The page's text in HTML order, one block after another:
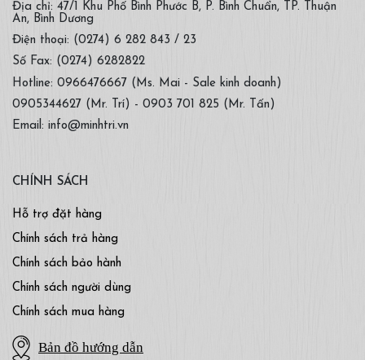
Địa chỉ: 47/1 Khu Phố Bình Phước B, P. Bình Chuẩn, TP. Thuận
An, Bình Dương
Điện thoại: (0274) 6 282 843 / 23
Số Fax: (0274) 6282822
Hotline: 0966476667 (Ms. Mai - Sale kinh doanh)
0905344627 (Mr. Trí) - 0903 701 825 (Mr. Tấn)
Email: info@minhtri.vn
CHÍNH SÁCH
Hỗ trợ đặt hàng
Chính sách trả hàng
Chính sách bảo hành
Chính sách người dùng
Chính sách mua hàng
Bản đồ hướng dẫn